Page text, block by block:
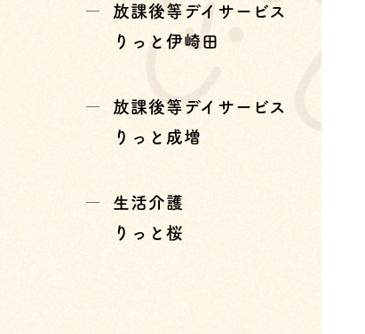
放課後等デイサービス
りっと伊崎田
放課後等デイサービス
りっと成増
生活介護
りっと桜